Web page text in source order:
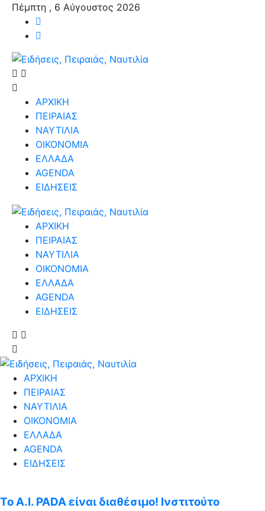
Πέμπτη , 6 Αύγουστος 2026
ΑΡΧΙΚΗ
ΠΕΙΡΑΙΑΣ
ΝΑΥΤΙΛΙΑ
ΟΙΚΟΝΟΜΙΑ
ΕΛΛΑΔΑ
AGENDA
ΕΙΔΗΣΕΙΣ
ΑΡΧΙΚΗ
ΠΕΙΡΑΙΑΣ
ΝΑΥΤΙΛΙΑ
ΟΙΚΟΝΟΜΙΑ
ΕΛΛΑΔΑ
AGENDA
ΕΙΔΗΣΕΙΣ
ΑΡΧΙΚΗ
ΠΕΙΡΑΙΑΣ
ΝΑΥΤΙΛΙΑ
ΟΙΚΟΝΟΜΙΑ
ΕΛΛΑΔΑ
AGENDA
ΕΙΔΗΣΕΙΣ
Το A.I. PADA είναι διαθέσιμο! Ινστιτούτο